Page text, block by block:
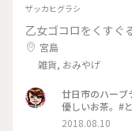
ザッカヒグラシ
乙女ゴコロをくすぐ
宮島
雑貨, おみやげ
廿日市のハーブ
優しいお茶。#
2018.08.10